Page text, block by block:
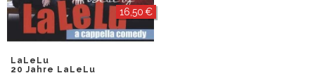
16,50 €
LaLeLu
20 Jahre LaLeLu